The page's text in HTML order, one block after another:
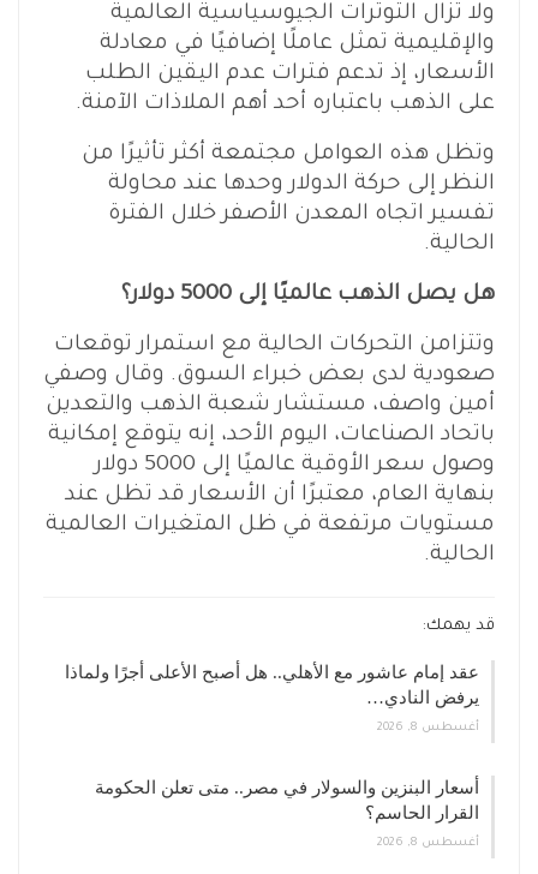
ولا تزال التوترات الجيوسياسية العالمية
والإقليمية تمثل عاملًا إضافيًا في معادلة
الأسعار، إذ تدعم فترات عدم اليقين الطلب
على الذهب باعتباره أحد أهم الملاذات الآمنة.
وتظل هذه العوامل مجتمعة أكثر تأثيرًا من
النظر إلى حركة الدولار وحدها عند محاولة
تفسير اتجاه المعدن الأصفر خلال الفترة
الحالية.
هل يصل الذهب عالميًا إلى 5000 دولار؟
وتتزامن التحركات الحالية مع استمرار توقعات
صعودية لدى بعض خبراء السوق. وقال وصفي
أمين واصف، مستشار شعبة الذهب والتعدين
باتحاد الصناعات، اليوم الأحد، إنه يتوقع إمكانية
وصول سعر الأوقية عالميًا إلى 5000 دولار
بنهاية العام، معتبرًا أن الأسعار قد تظل عند
مستويات مرتفعة في ظل المتغيرات العالمية
الحالية.
قد يهمك:
عقد إمام عاشور مع الأهلي.. هل أصبح الأعلى أجرًا ولماذا
يرفض النادي…
أغسطس 8, 2026
أسعار البنزين والسولار في مصر.. متى تعلن الحكومة
القرار الحاسم؟
أغسطس 8, 2026